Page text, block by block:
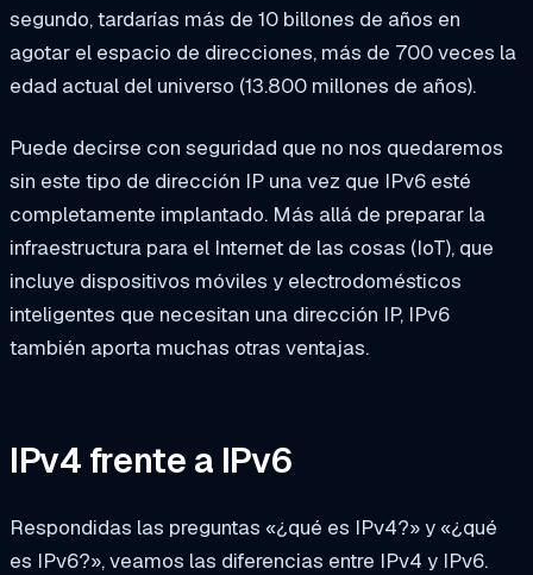
segundo, tardarías más de 10 billones de años en
agotar el espacio de direcciones, más de 700 veces la
edad actual del universo (13.800 millones de años).
Puede decirse con seguridad que no nos quedaremos
sin este tipo de dirección IP una vez que IPv6 esté
completamente implantado. Más allá de preparar la
infraestructura para el Internet de las cosas (IoT), que
incluye dispositivos móviles y electrodomésticos
inteligentes que necesitan una dirección IP, IPv6
también aporta muchas otras ventajas.
IPv4 frente a IPv6
Respondidas las preguntas «¿qué es IPv4?» y «¿qué
es IPv6?», veamos las diferencias entre IPv4 y IPv6.